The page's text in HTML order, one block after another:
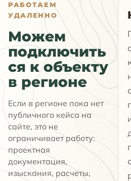
РАБОТАЕМ
УДАЛЕННО
Можем
подключить
ся к объекту
в регионе
Если в регионе пока нет
публичного кейса на
сайте, это не
ограничивает работу:
проектная
документация,
изыскания, расчеты,